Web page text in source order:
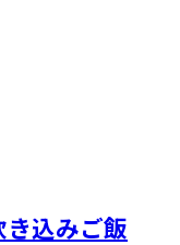
込みご飯